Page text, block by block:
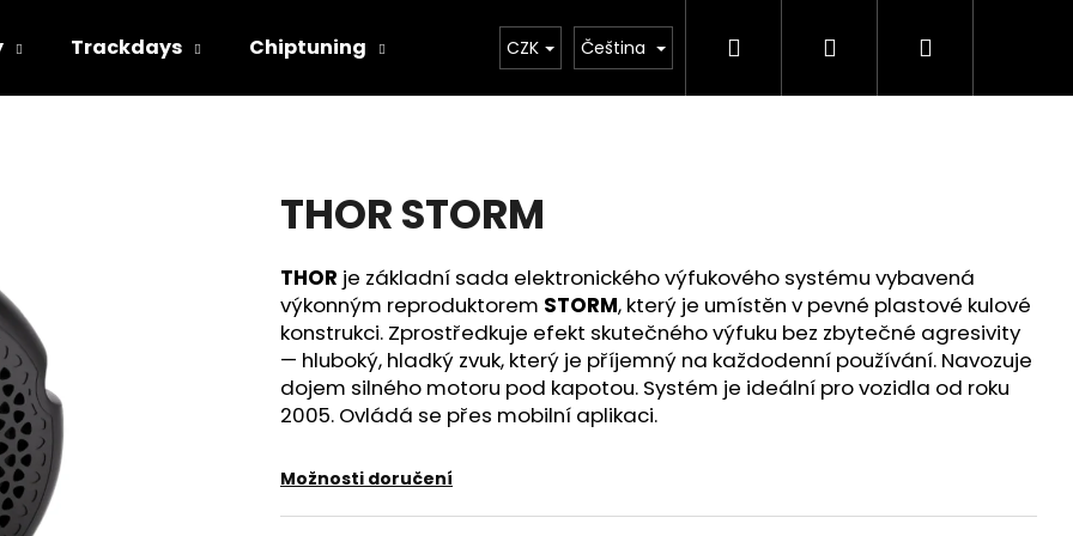
Trackdays Chiptuning Závodní tým Merch Prodej vozů Kde nás
CZK Čeština Hledat PřihlášeníNákupní
THOR STORM
THOR je základní sada elektronického výfukového systému vybavená
výkonným reproduktorem STORM, který je umístěn v pevné plastové kulové
konstrukci. Zprostředkuje efekt skutečného výfuku bez zbytečné agresivity
— hluboký, hladký zvuk, který je příjemný na každodenní používání. Navozuje
dojem silného motoru pod kapotou. Systém je ideální pro vozidla od roku
2005. Ovládá se přes mobilní aplikaci.
Možnosti doručení
HLEDAT
ECHO
THOR ELEKTRONICKÝ VÝFUKOVÝ